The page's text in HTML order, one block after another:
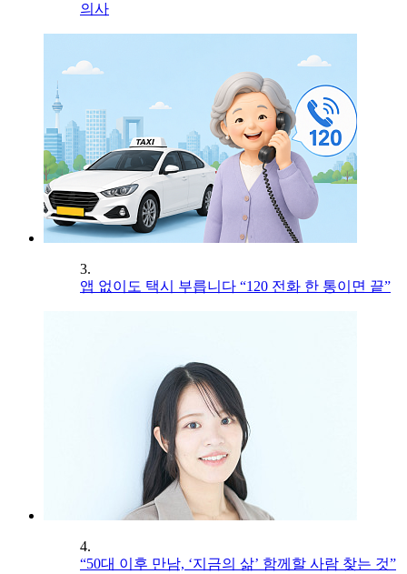
의사
3.
앱 없이도 택시 부릅니다 “120 전화 한 통이면 끝”
4.
“50대 이후 만남, ‘지금의 삶’ 함께할 사람 찾는 것”